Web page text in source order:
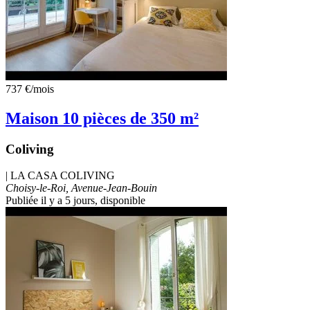
737 €/mois
Maison 10 pièces de 350 m²
Coliving
| LA CASA COLIVING
Choisy-le-Roi, Avenue-Jean-Bouin
Publiée il y a 5 jours, disponible